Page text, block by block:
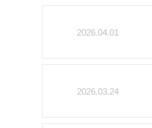
2026.04.01
2026.03.24